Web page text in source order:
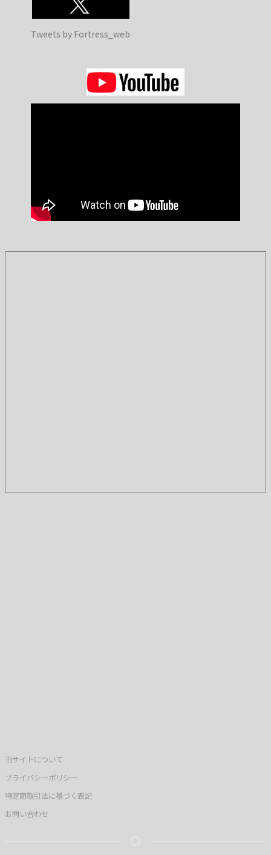
Tweets by Fortress_web
当サイトについて
プライバシーポリシー
特定商取引法に基づく表記
お問い合わせ